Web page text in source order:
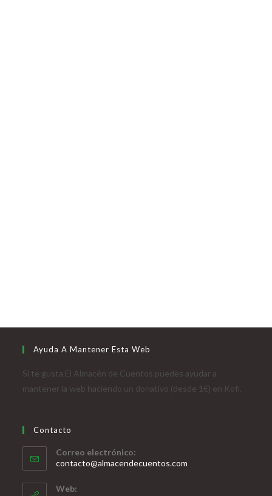
Ayuda A Mantener Esta Web
Si te gusta El Almacén de Cuentos puedes ayudar a
mantener la web haciendo un donativo (desde 1€) en Kofi.
Contacto
Correo electrónico:
contacto@almacendecuentos.com
Web: